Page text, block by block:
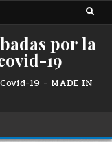
por la
19
19 - MADE IN